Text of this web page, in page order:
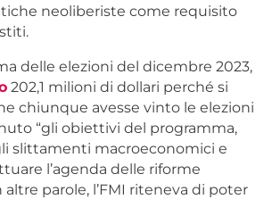
neoliberiste come requisito
delle elezioni del dicembre 2023,
202,1 milioni di dollari perché si
chiunque avesse vinto le elezioni
“gli obiettivi del programma,
slittamenti macroeconomici e
l’agenda delle riforme
altre parole, l’FMI riteneva di poter